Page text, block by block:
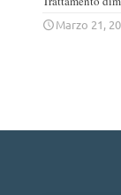
Marzo 21,